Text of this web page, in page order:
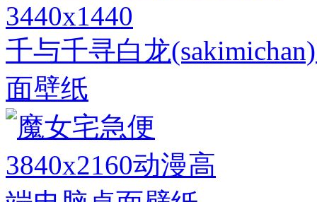
3440x1440
千与千寻白龙
面壁纸